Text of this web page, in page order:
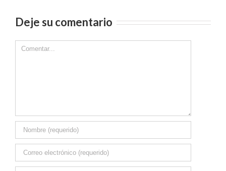
Deje su comentario
Comment